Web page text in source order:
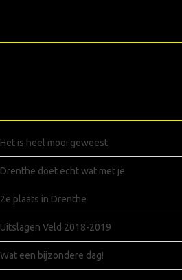
Het is heel mooi geweest
Drenthe doet echt wat met je
2e plaats in Drenthe
Uitslagen Veld 2018-2019
Wat een bijzondere dag!